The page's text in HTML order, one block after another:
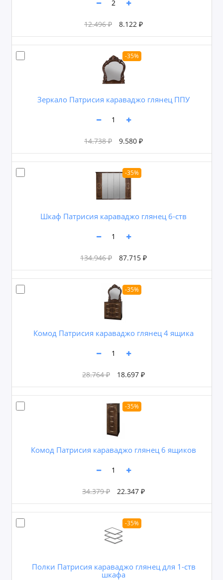
12.496 ₽ 8.122 ₽
-35%
Зеркало Патрисия караваджо глянец ППУ
14.738 ₽ 9.580 ₽
-35%
Шкаф Патрисия караваджо глянец 6-ств
134.946 ₽ 87.715 ₽
-35%
Комод Патрисия караваджо глянец 4 ящика
28.764 ₽ 18.697 ₽
-35%
Комод Патрисия караваджо глянец 6 ящиков
34.379 ₽ 22.347 ₽
-35%
Полки Патрисия караваджо глянец для 1-ств
шкафа